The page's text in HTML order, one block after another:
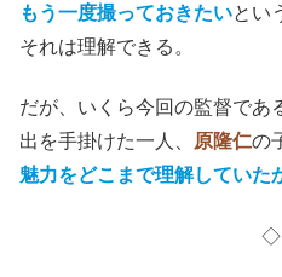
もう一度撮っておきたいとい
それは理解できる。
だが、いくら今回の監督であ
出を手掛けた一人、
原隆仁の
魅力をどこまで理解していた
◇